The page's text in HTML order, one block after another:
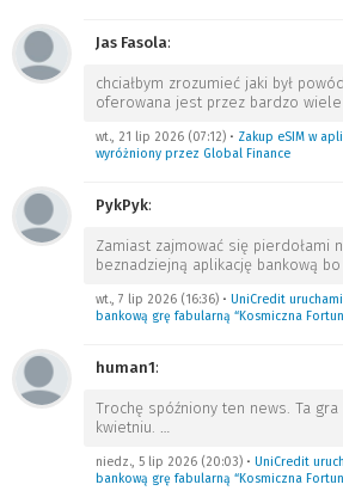
Jas Fasola:
chciałbym zrozumieć jaki był
oferowana jest przez bardzo wiele
wt., 21 lip 2026 (07:12) • Zakup eSIM w
wyróżniony przez Global Finance
PykPyk:
Zamiast zajmować się pierdołami
beznadziejną aplikację bankową
wt., 7 lip 2026 (16:36) • UniCredit
bankową grę fabularną “Kosmiczna
human1:
Trochę spóźniony ten news. Ta gra
kwietniu. …
niedz., 5 lip 2026 (20:03) • UniCredit
bankową grę fabularną “Kosmiczna